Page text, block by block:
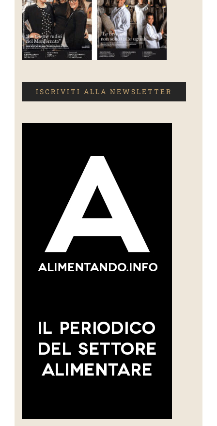
ISCRIVITI ALLA NEWSLETTER